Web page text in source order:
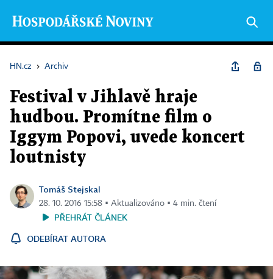
HN.cz › Archiv
Festival v Jihlavě hraje
hudbou. Promítne film o
Iggym Popovi, uvede koncert
loutnisty
Tomáš Stejskal
28. 10. 2016 15:58 ▪ Aktualizováno ▪ 4 min. čtení
PŘEHRÁT ČLÁNEK
ODEBÍRAT AUTORA